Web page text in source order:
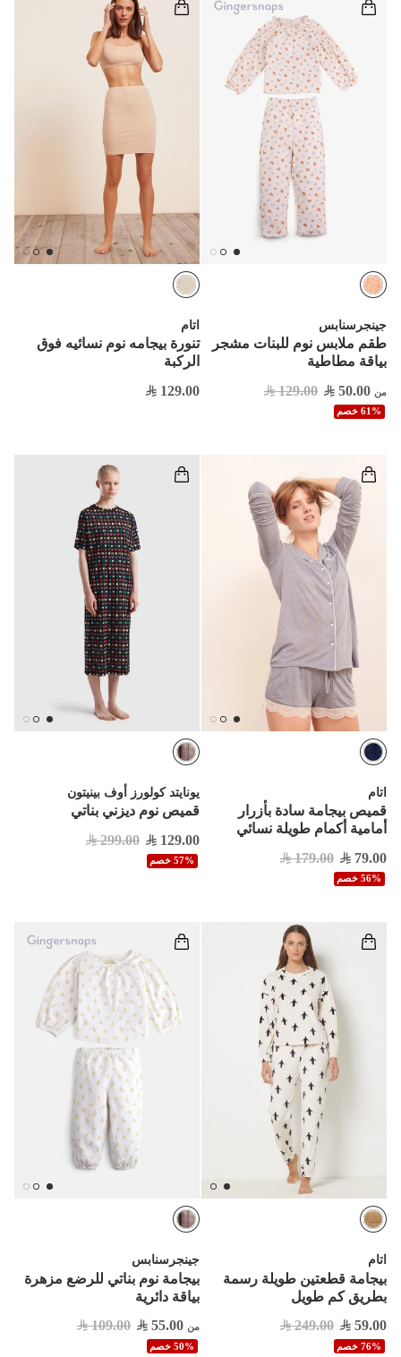
جينجرسنابس
طقم ملابس نوم للبنات مشجر
بياقة مطاطية
من 50.00
129.00
61% خصم
اتام
تنورة بيجامه نوم نسائيه فوق
الركبة
129.00
اتام
قميص بيجامة سادة بأزرار
أمامية أكمام طويلة نسائي
79.00
179.00
56% خصم
يونايتد كولورز أوف بينيتون
قميص نوم ديزني بناتي
129.00
299.00
57% خصم
اتام
بيجامة قطعتين طويلة رسمة
بطريق كم طويل
59.00
249.00
76% خصم
جينجرسنابس
بيجامة نوم بناتي للرضع مزهرة
بياقة دائرية
من 55.00
109.00
50% خصم